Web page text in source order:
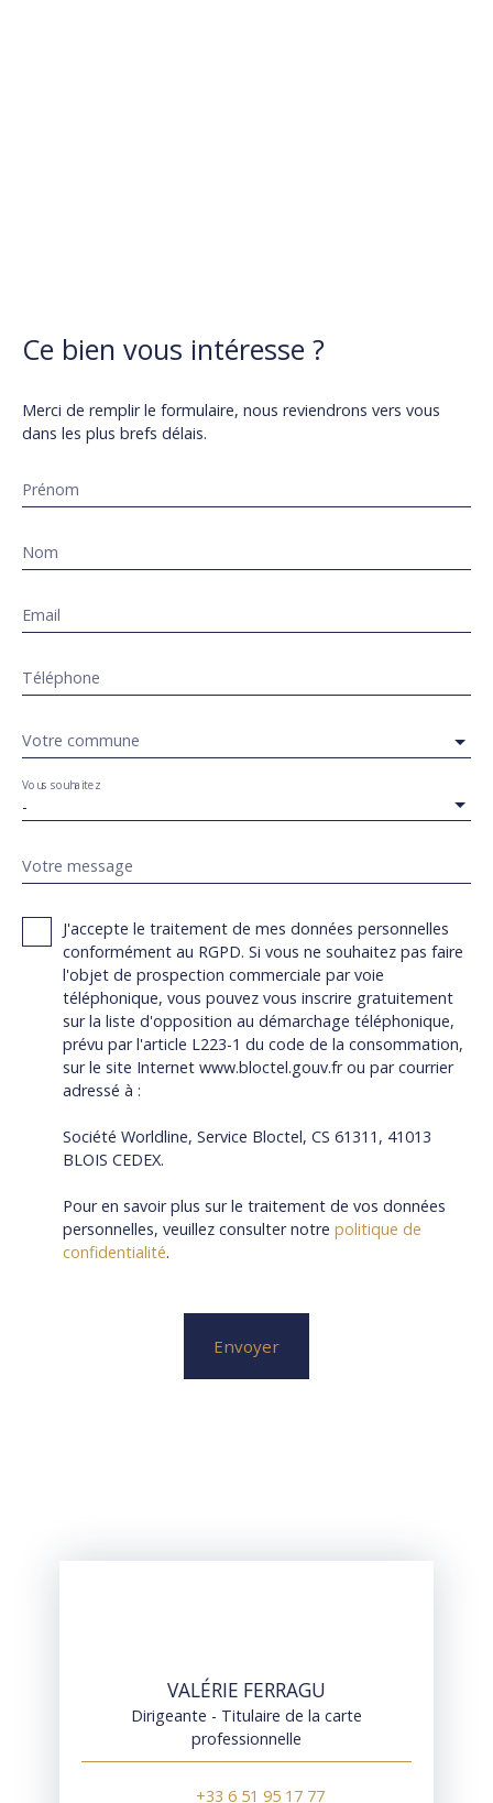
Ce bien vous intéresse ?
Merci de remplir le formulaire, nous reviendrons vers vous
dans les plus brefs délais.
Prénom
Nom
Email
Téléphone
Votre commune
-
Vous souhaitez
Votre message
J'accepte le traitement de mes données personnelles
conformément au RGPD. Si vous ne souhaitez pas faire
l'objet de prospection commerciale par voie
téléphonique, vous pouvez vous inscrire gratuitement
sur la liste d'opposition au démarchage téléphonique,
prévu par l'article L223-1 du code de la consommation,
sur le site Internet www.bloctel.gouv.fr ou par courrier
adressé à :
Société Worldline, Service Bloctel, CS 61311, 41013
BLOIS CEDEX.
Pour en savoir plus sur le traitement de vos données
personnelles, veuillez consulter notre politique de
confidentialité.
Envoyer
VALÉRIE FERRAGU
Dirigeante - Titulaire de la carte
professionnelle
+33 6 51 95 17 77